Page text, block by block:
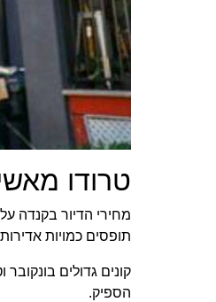
‏טרודו
‏מחירי הדיור בקנדה
תופסים כמויות
‏קונים גדולים
הספיק.‏